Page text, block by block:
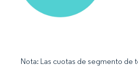
Imagen © Mordor Intelligence. El uso requiere
Nota: Las cuotas de segmento de